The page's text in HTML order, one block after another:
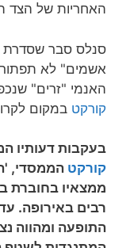
האחריות של הצד
סנלס סבר שסדרת
אשמים" לא תפתור
האנמי "זרים"
קורקט במקום
בעקבות דעותיו
קורקט הממסדי,
ממצאיו בחוברת
רבים באירופה.
התופעה ומהווה